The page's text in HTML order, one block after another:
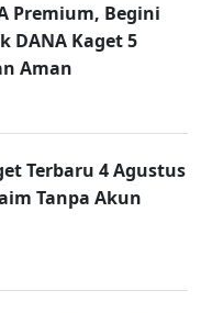
Premium, Begini
DANA Kaget 5
Aman
Terbaru 4 Agustus
Tanpa Akun